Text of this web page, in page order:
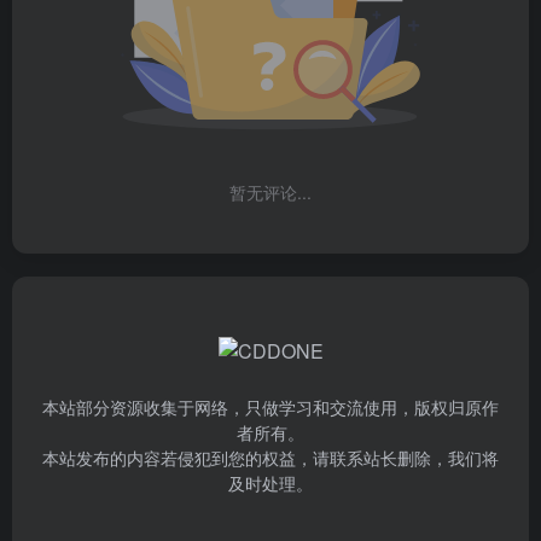
暂无评论...
本站部分资源收集于网络，只做学习和交流使用，版权归原作
者所有。
本站发布的内容若侵犯到您的权益，请联系站长删除，我们将
及时处理。